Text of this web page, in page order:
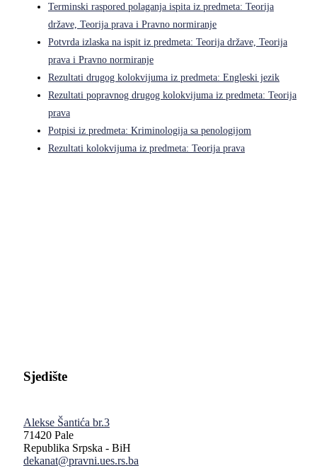
Terminski raspored polaganja ispita iz predmeta: Teorija
države, Teorija prava i Pravno normiranje
Potvrda izlaska na ispit iz predmeta: Teorija države, Teorija
prava i Pravno normiranje
Rezultati drugog kolokvijuma iz predmeta: Engleski jezik
Rezultati popravnog drugog kolokvijuma iz predmeta: Teorija
prava
Potpisi iz predmeta: Kriminologija sa penologijom
Rezultati kolokvijuma iz predmeta: Teorija prava
Sjedište
Alekse Šantića br.3
71420 Pale
Republika Srpska - BiH
dekanat@pravni.ues.rs.ba